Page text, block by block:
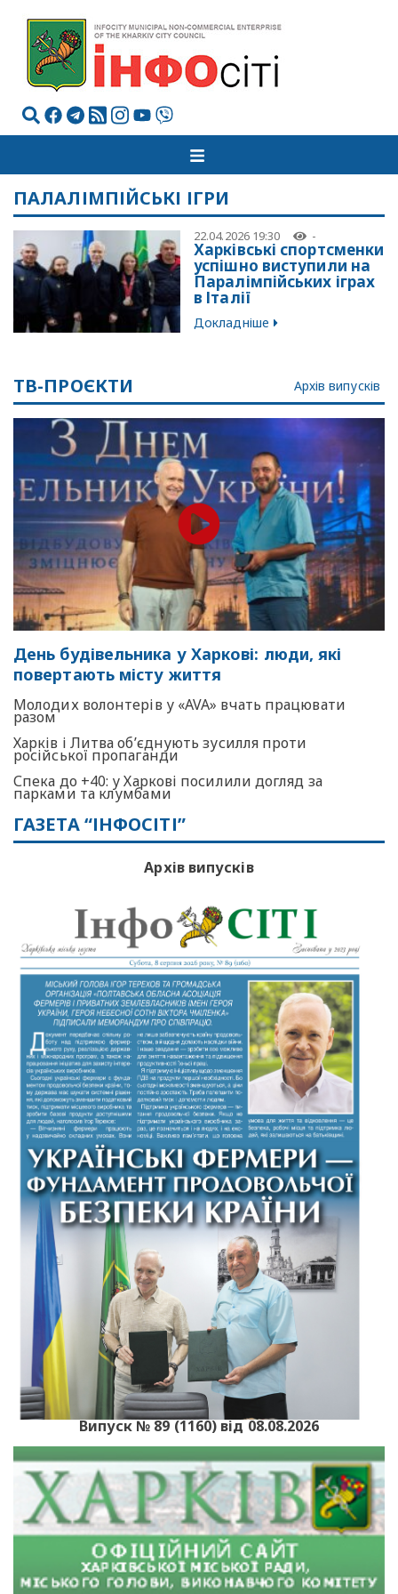
ПАЛАЛІМПІЙСЬКІ ІГРИ
22.04.2026 19:30 -
Харківські спортсменки
успішно виступили на
Паралімпійських іграх
в Італії
Докладніше
ТВ-ПРОЄКТИ Архів випусків
День будівельника у Харкові: люди, які
повертають місту життя
Молодих волонтерів у «AVA» вчать працювати
разом
Харків і Литва об’єднують зусилля проти
російської пропаганди
Спека до +40: у Харкові посилили догляд за
парками та клумбами
ГАЗЕТА “ІНФОСІТІ”
Архів випусків
Випуск № 89 (1160) від 08.08.2026